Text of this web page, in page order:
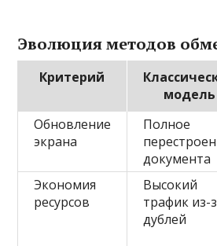
Эволюция методов
Критерий
модель
Обновление
экрана
Полное
документа
Экономия
ресурсов
Высокий
трафик из-
дублей